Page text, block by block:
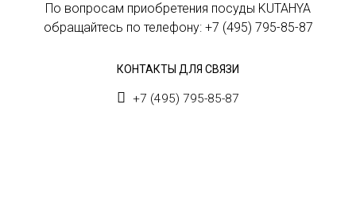
По вопросам приобретения посуды KUTAHYA
обращайтесь по телефону: +7 (495) 795-85-87
КОНТАКТЫ ДЛЯ СВЯЗИ
+7 (495) 795-85-87